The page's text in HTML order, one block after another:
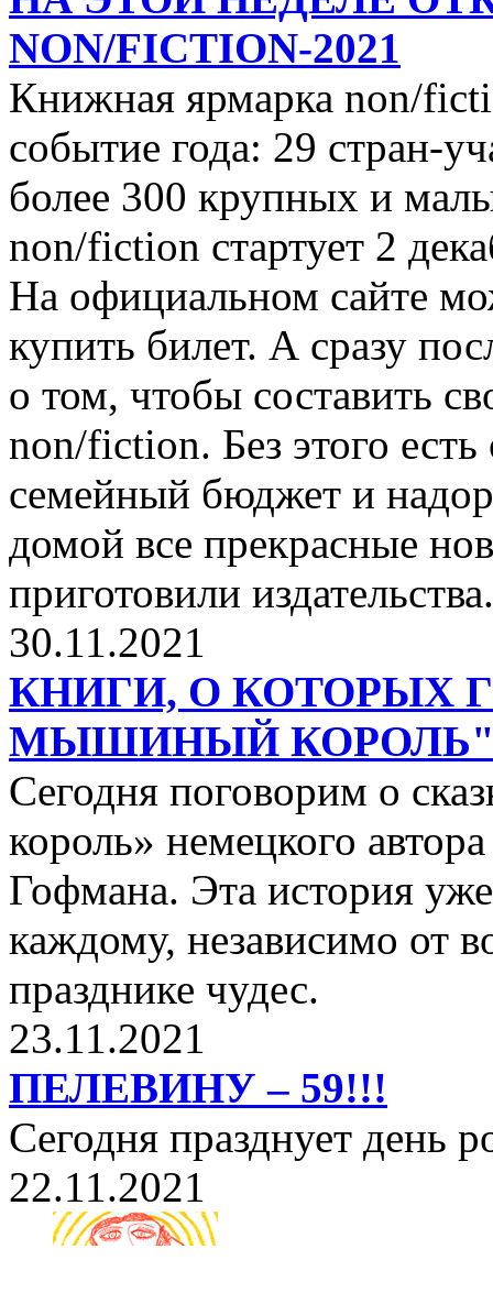
NON/FICTION-2021
Книжная ярмарка non/
событие года: 29 стран-
более 300 крупных и
non/fiction стартует 2
На официальном сайте
купить билет. А сразу
о том, чтобы составить
non/fiction. Без этого есть
семейный бюджет и
домой все прекрасные
приготовили издательства.
30.11.2021
КНИГИ, О КОТОРЫХ
МЫШИНЫЙ
Сегодня поговорим о
король» немецкого
Гофмана. Эта история
каждому, независимо от
празднике чудес.
23.11.2021
ПЕЛЕВИНУ – 59!!!
Сегодня празднует день
22.11.2021